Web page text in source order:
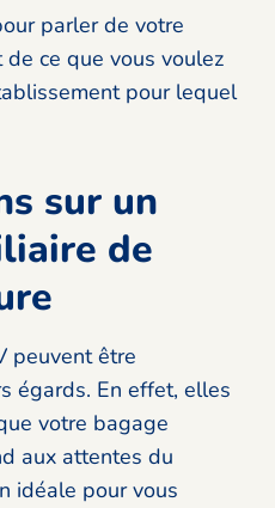
parler de votre
ce que vous voulez
pour lequel
sur un
de
peuvent être
égards. En effet, elles
votre bagage
aux attentes du
idéale pour vous